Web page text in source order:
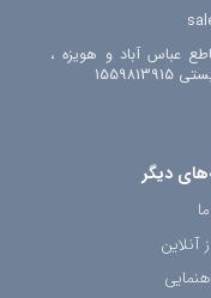
عباس آباد و هویزه ،
دیگر
آنلاین